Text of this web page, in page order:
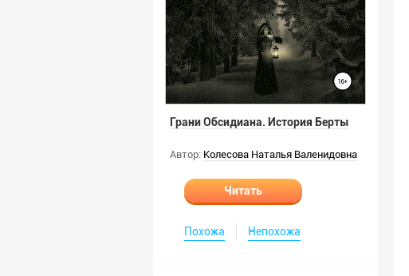
Грани Обсидиана. История Берты
Автор: Колесова Наталья Валенидовна
Читать
Похожа Непохожа